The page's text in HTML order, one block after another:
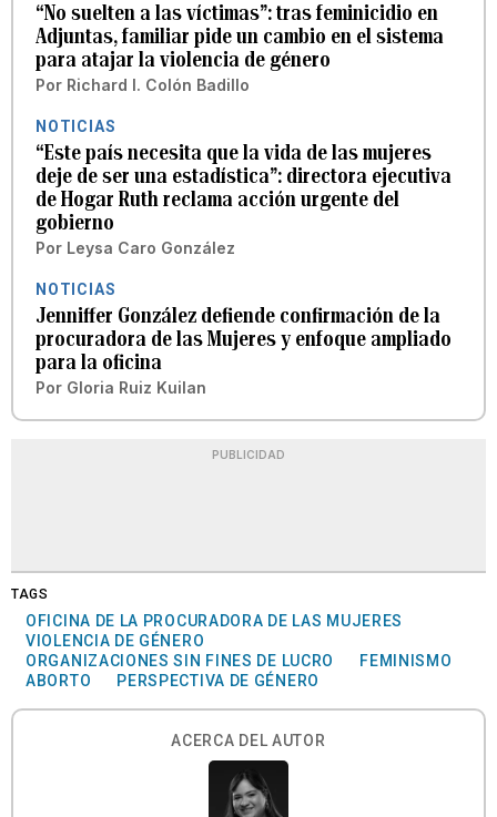
“No suelten a las víctimas”: tras feminicidio en
Adjuntas, familiar pide un cambio en el sistema
para atajar la violencia de género
Por Richard I. Colón Badillo
NOTICIAS
“Este país necesita que la vida de las mujeres
deje de ser una estadística”: directora ejecutiva
de Hogar Ruth reclama acción urgente del
gobierno
Por Leysa Caro González
NOTICIAS
Jenniffer González defiende confirmación de la
procuradora de las Mujeres y enfoque ampliado
para la oficina
Por Gloria Ruiz Kuilan
PUBLICIDAD
TAGS
OFICINA DE LA PROCURADORA DE LAS MUJERES
VIOLENCIA DE GÉNERO
ORGANIZACIONES SIN FINES DE LUCRO
FEMINISMO
ABORTO
PERSPECTIVA DE GÉNERO
ACERCA DEL AUTOR